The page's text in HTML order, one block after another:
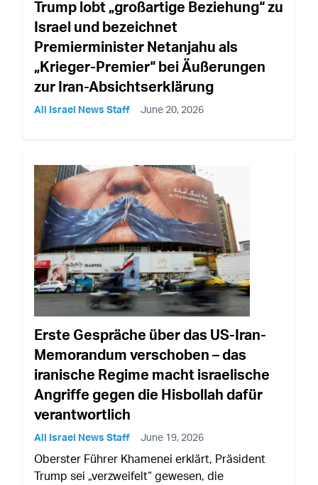
Trump lobt „großartige Beziehung“ zu
Israel und bezeichnet
Premierminister Netanjahu als
„Krieger-Premier“ bei Äußerungen
zur Iran-Absichtserklärung
All Israel News Staff June 20, 2026
Erste Gespräche über das US-Iran-
Memorandum verschoben – das
iranische Regime macht israelische
Angriffe gegen die Hisbollah dafür
verantwortlich
All Israel News Staff June 19, 2026
Oberster Führer Khamenei erklärt, Präsident
Trump sei „verzweifelt“ gewesen, die